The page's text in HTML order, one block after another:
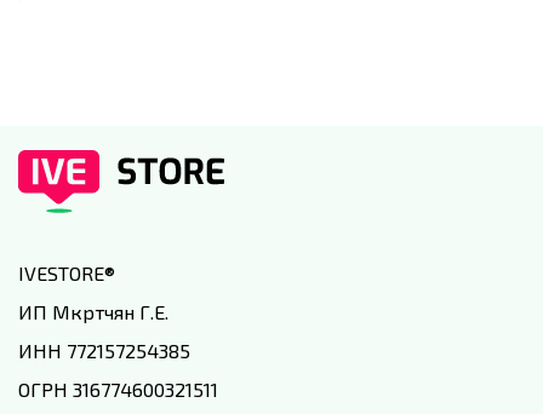
IVESTORE®
ИП Мкртчян Г.Е.
ИНН 772157254385
ОГРН 316774600321511